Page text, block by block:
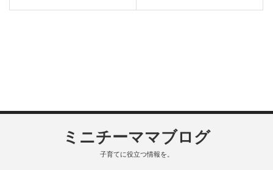
ミニチーママブログ
子育てに役立つ情報を。